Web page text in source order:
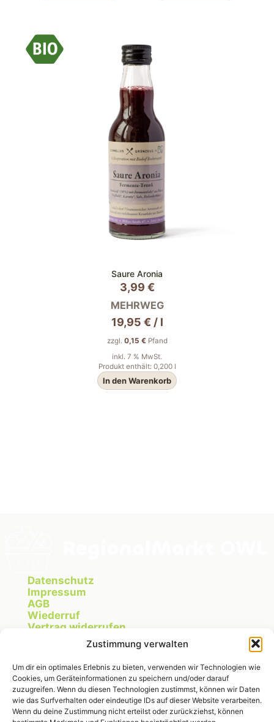
Zustimmung verwalten
Um dir ein optimales Erlebnis zu bieten, verwenden wir Technologien wie
Cookies, um Geräteinformationen zu speichern und/oder darauf
zuzugreifen. Wenn du diesen Technologien zustimmst, können wir Daten
wie das Surfverhalten oder eindeutige IDs auf dieser Website verarbeiten.
Wenn du deine Zustimmung nicht erteilst oder zurückziehst, können
Saure Aronia
3,99 €
MEHRWEG
19,95 € / l
zzgl. 0,15 €Pfand
inkl. 7 % MwSt.
Produkt enthält: 0,200 l
In den Warenkorb
Datenschutz
Impressum
AGB
Wiederruf
Vertrag widerrufen
Cookie Richtlinie
Instagram